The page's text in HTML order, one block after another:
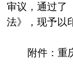
审议，通过了
法》，现予以
附件：重